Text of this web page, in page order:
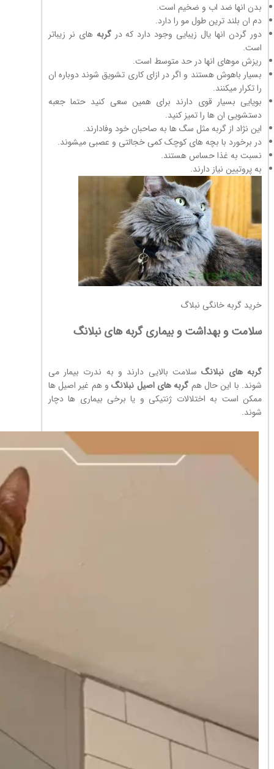
بدن انها ضد اب و ضخیم است.
دم ان بلند ترین طول مو را دارد.
دور گردن انها یال زیبایی وجود دارد که درگربه های نر زیباتر
است.
ریزش موهای انها در حد متوسط است.
بسیار باهوش هستند و اگر در ازای کاری تشویق شوند دوباره ان
را تکرار میکنند.
بویایی بسیار قوی دارند برای همین سعی کنید حتما جعبه
دستشویی ان ها را تمیز کنید.
این نژاد از گربه مثل سگ ها به صاحبان خود وفادارند.
در برخورد با بچه های کوچک کمی خجالتی و عصبی میشوند.
نسبت به غذا حساس هستند.
به پروتیین نیاز دارند.
خرید گربه خانگی نبلاگ
سلامت و بهداشت و بیماری گربه های نبلانگ
گربه های نبلانگسلامت بالایی دارند و به ندرت بیمار می
شوند. با این حال هم گربه های اصیل نبلانگو هم غیر اصیل ها
ممکن است به اختلالات ژنتیکی و یا برخی بیماری ها دچار
شوند.